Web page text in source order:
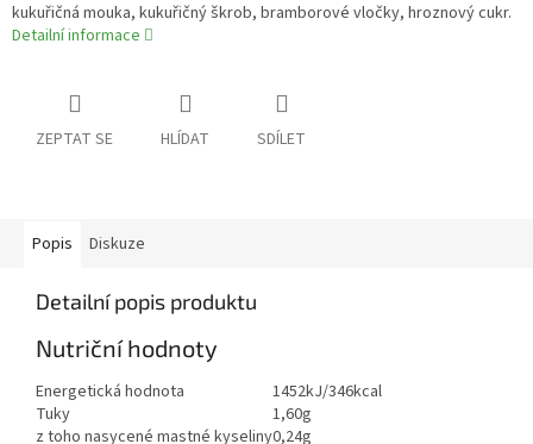
kukuřičná mouka, kukuřičný škrob, bramborové vločky, hroznový cukr.
Detailní informace
ZEPTAT SE HLÍDAT SDÍLET
Popis Diskuze
Detailní popis produktu
Nutriční hodnoty
Energetická hodnota
1452kJ/346kcal
Tuky
1,60g
z toho nasycené mastné kyseliny0,24g